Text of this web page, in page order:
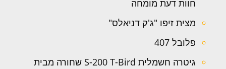
חוות דעת מומחה
מצית זיפו "ג'ק דניאלס"
פלובל 407
גיטרה חשמלית S-200 T-Bird שחורה מבית